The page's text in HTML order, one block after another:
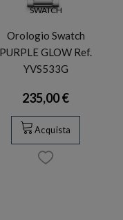
SWATCH
Orologio Swatch
PURPLE GLOW Ref.
YVS533G
235,00 €
Acquista